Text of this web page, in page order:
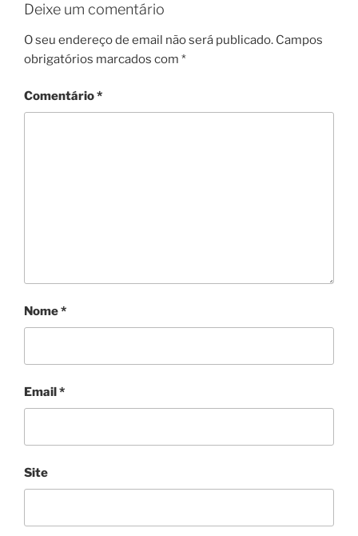
Deixe um comentário
O seu endereço de email não será publicado. Campos
obrigatórios marcados com *
Comentário*
Nome*
Email*
Site